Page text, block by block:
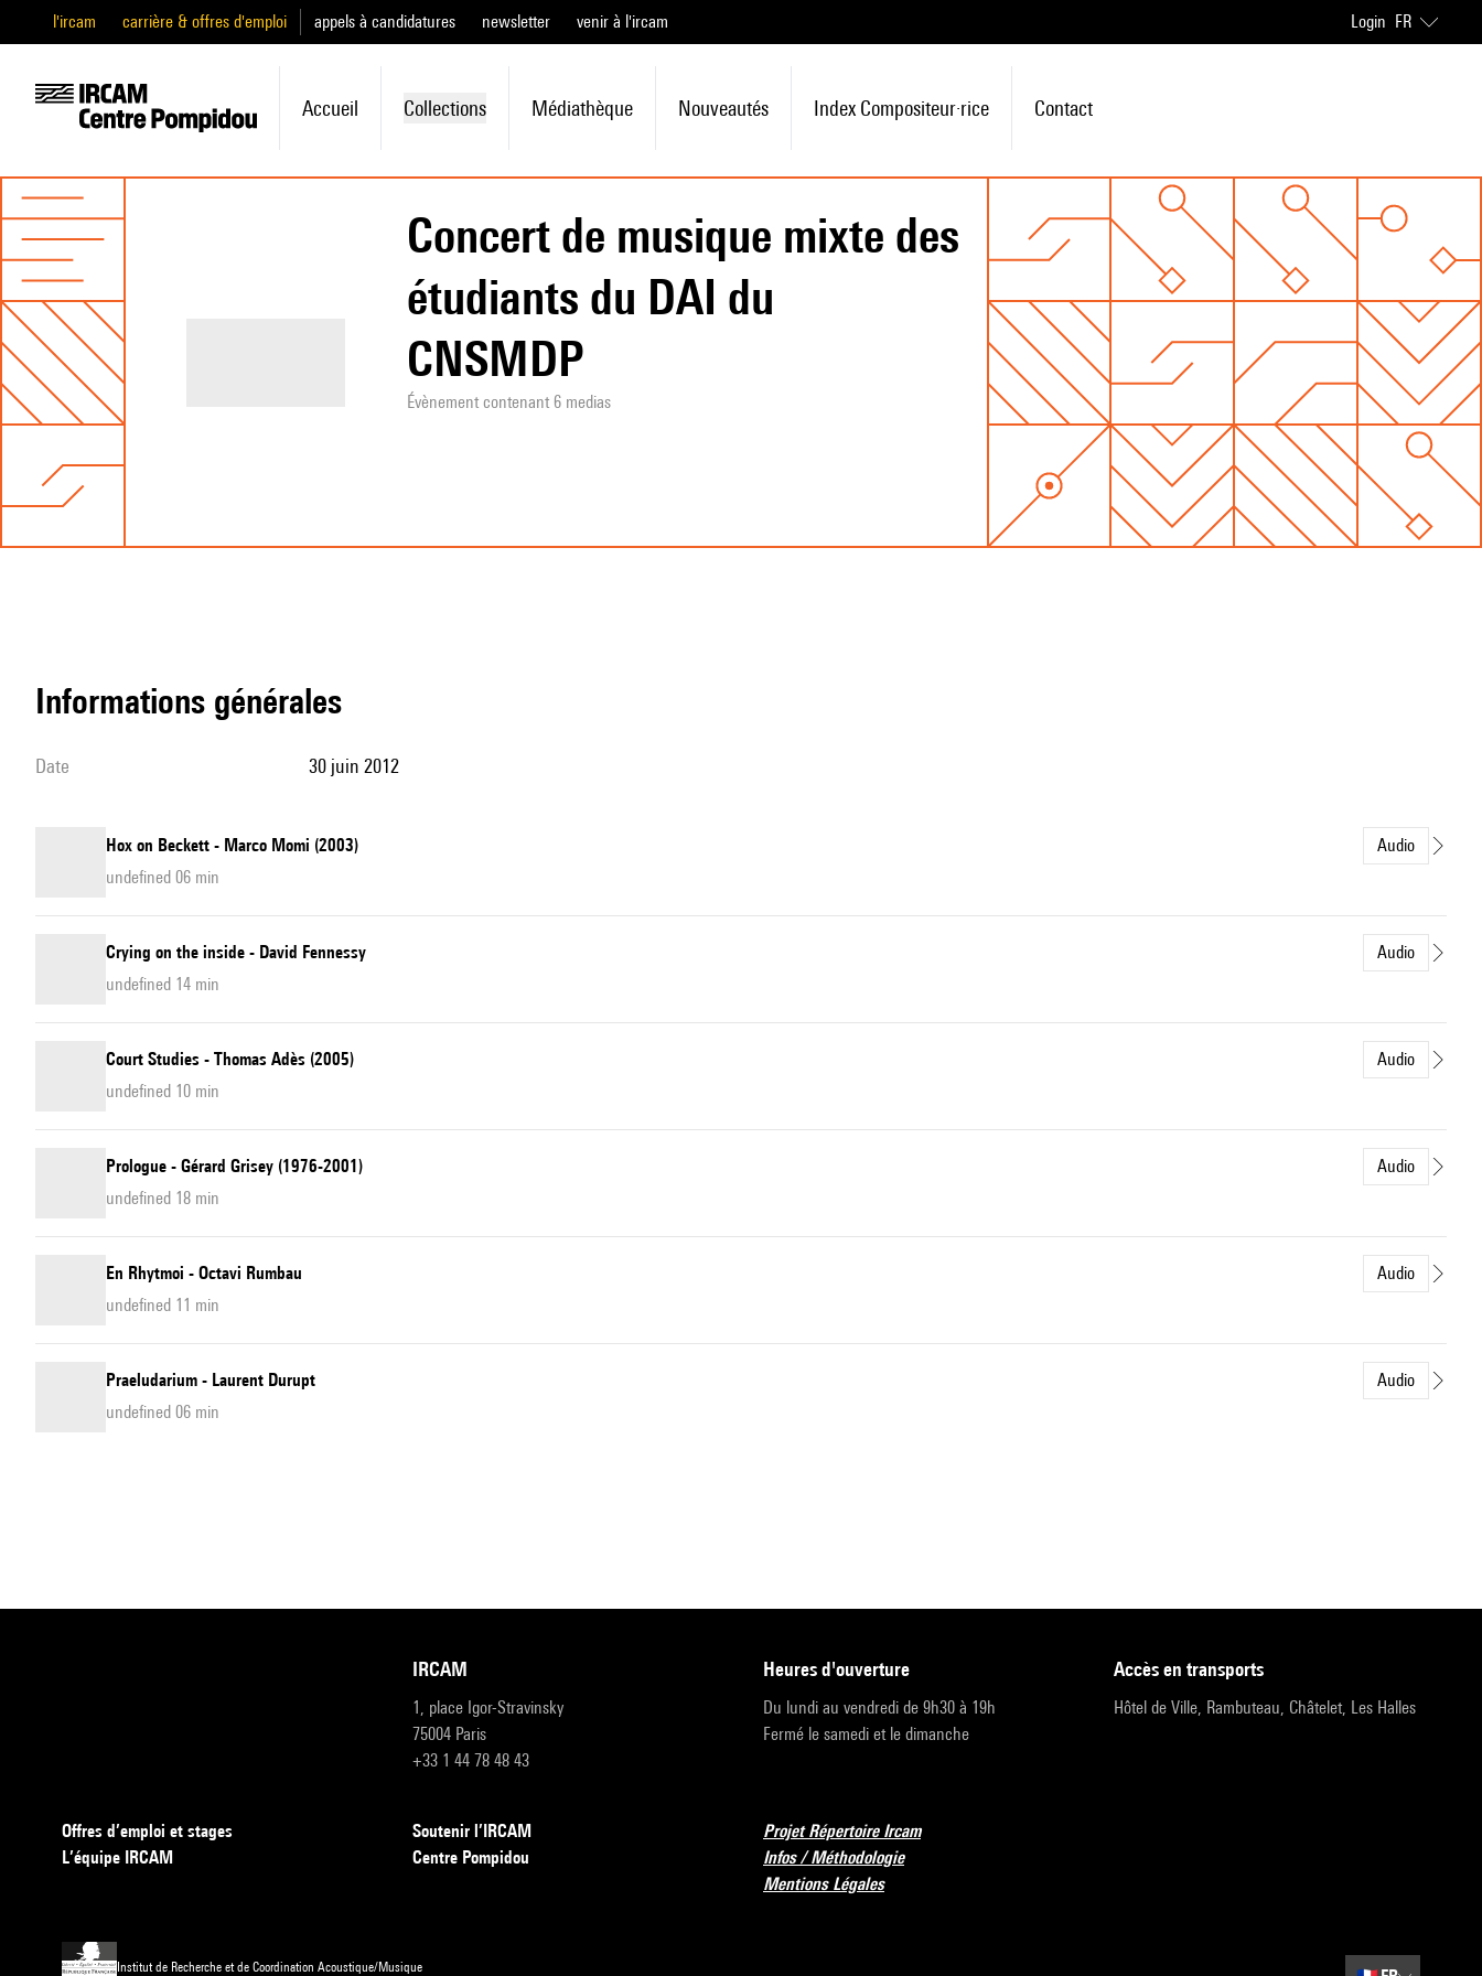
l'ircam carrière & offres d'emploi appels à candidatures newsletter venir à l'ircam Login FR
Accueil Collections Médiathèque Nouveautés Index Compositeur·rice Contact
Concert de musique mixte des
étudiants du DAI du
CNSMDP
Évènement contenant 6 medias
informations générales
date 30 juin 2012
Hox on Beckett - Marco Momi (2003)
Audio
undefined 06 min
Crying on the inside - David Fennessy
Audio
undefined 14 min
Court Studies - Thomas Adès (2005)
Audio
undefined 10 min
Prologue - Gérard Grisey (1976-2001)
Audio
undefined 18 min
En Rhytmoi - Octavi Rumbau
Audio
undefined 11 min
Praeludarium - Laurent Durupt
Audio
undefined 06 min
IRCAM
1, place Igor-Stravinsky
75004 Paris
+33 1 44 78 48 43
heures d'ouverture
Du lundi au vendredi de 9h30 à 19h
Fermé le samedi et le dimanche
accès en transports
Hôtel de Ville, Rambuteau, Châtelet, Les Halles
Offres d’emploi et stages
L’équipe IRCAM
Soutenir l’IRCAM
Centre Pompidou
Projet Répertoire Ircam
Infos / Méthodologie
Mentions Légales
Institut de Recherche et de Coordination Acoustique/Musique